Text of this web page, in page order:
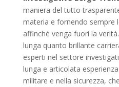
maniera del tutto
materia e fornendo sempre
affinché venga fuori la
lunga quanto brillante
esperti nel settore
lunga e articolata
militare e nella sicurezza,